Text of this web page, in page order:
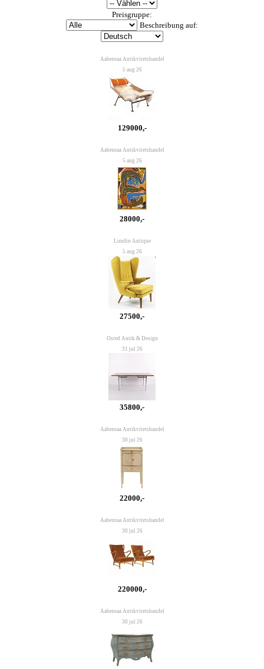
Preisgruppe:
Beschreibung auf:
Aabenraa Antikvitetshandel
5 aug 26
129000,-
Aabenraa Antikvitetshandel
5 aug 26
28000,-
Lundin Antique
5 aug 26
27500,-
Osted Antik & Design
31 jul 26
35800,-
Aabenraa Antikvitetshandel
30 jul 26
22000,-
Aabenraa Antikvitetshandel
30 jul 26
220000,-
Aabenraa Antikvitetshandel
30 jul 26